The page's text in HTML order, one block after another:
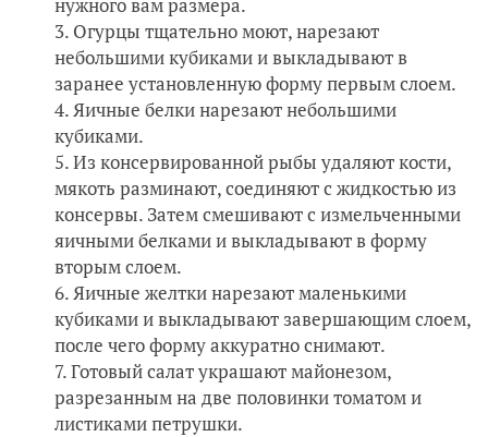
Огурцы тщательно моют, нарезают
небольшими кубиками и выкладывают в
заранее установленную форму первым слоем.
Яичные белки нарезают небольшими
кубиками.
Из консервированной рыбы удаляют кости,
мякоть разминают, соединяют с жидкостью из
консервы. Затем смешивают с измельченными
яичными белками и выкладывают в форму
вторым слоем.
Яичные желтки нарезают маленькими
кубиками и выкладывают завершающим слоем,
после чего форму аккуратно снимают.
Готовый салат украшают майонезом,
разрезанным на две половинки томатом и
листиками петрушки.